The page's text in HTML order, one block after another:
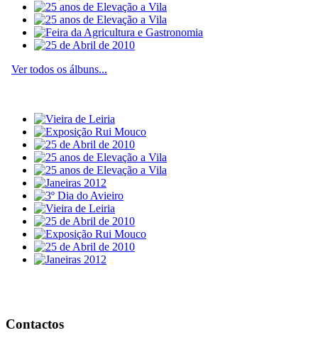
Ver todos os álbuns...
Contactos